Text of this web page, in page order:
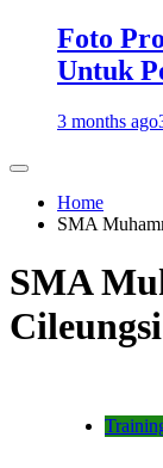
Foto
Untuk
3 months ago
Home
SMA
SMA
Cileungsi